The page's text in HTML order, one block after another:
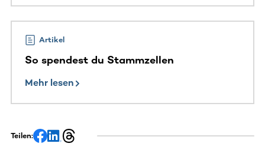
Artikel
So spendest du Stammzellen
Mehr lesen
Teilen: